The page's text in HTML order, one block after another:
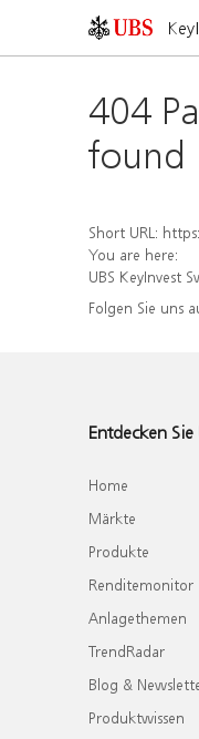
404
found
Short URL: https://
You are here:
UBS KeyInvest
Folgen Sie uns
Entdecken Sie
Home
Märkte
Produkte
Renditemonitor
Anlagethemen
TrendRadar
Blog &
Produktwissen